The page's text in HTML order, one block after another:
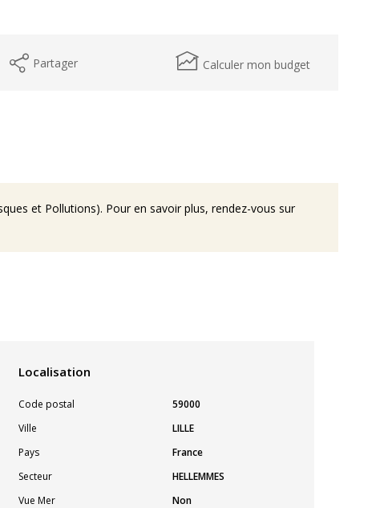
Partager Calculer mon budget
et Pollutions). Pour en savoir plus, rendez-vous sur
Localisation
Code postal
59000
Ville
LILLE
Pays
France
Secteur
HELLEMMES
Vue Mer
Non